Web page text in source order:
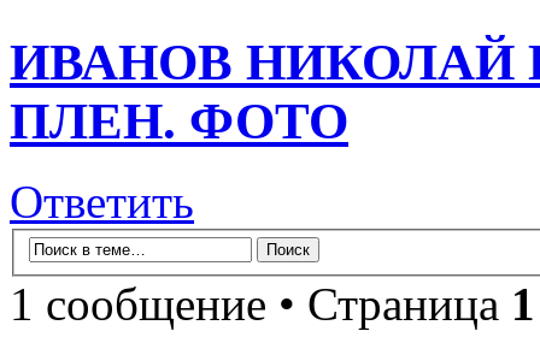
ИВАНОВ НИКОЛАЙ
ПЛЕН. ФОТО
Ответить
1 сообщение • Страница 1